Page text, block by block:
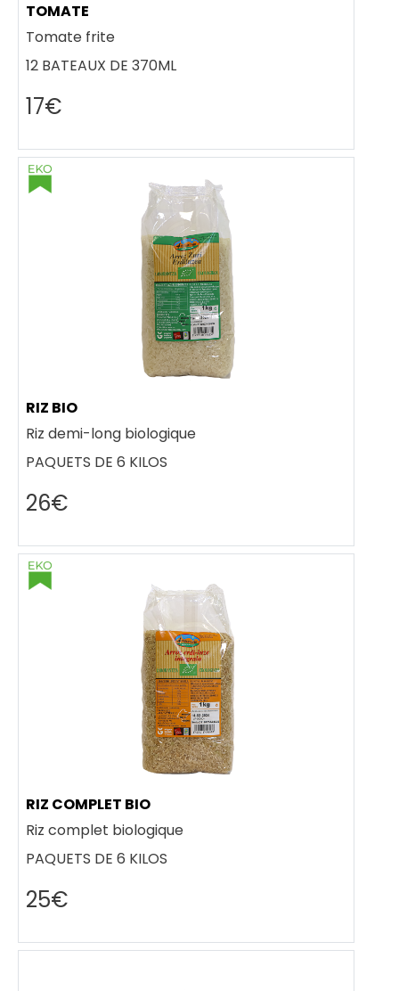
TOMATE
Tomate frite
12 BATEAUX DE 370ML
17€
RIZ BIO
Riz demi-long biologique
PAQUETS DE 6 KILOS
26€
RIZ COMPLET BIO
Riz complet biologique
PAQUETS DE 6 KILOS
25€